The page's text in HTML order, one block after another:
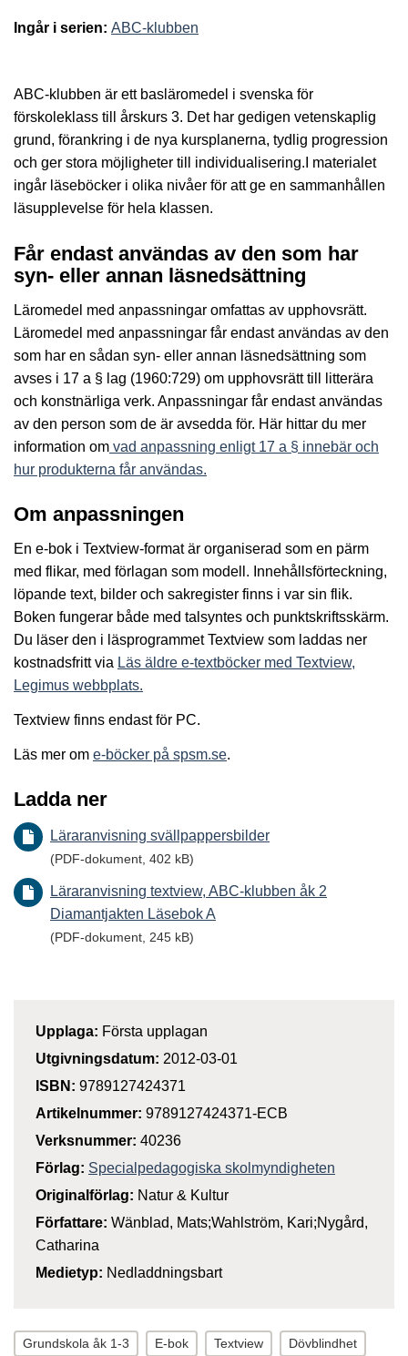
Ingår i serien: ABC-klubben
ABC-klubben är ett basläromedel i svenska för
förskoleklass till årskurs 3. Det har gedigen vetenskaplig
grund, förankring i de nya kursplanerna, tydlig progression
och ger stora möjligheter till individualisering.I materialet
ingår läseböcker i olika nivåer för att ge en sammanhållen
läsupplevelse för hela klassen.
Får endast användas av den som har
syn- eller annan läsnedsättning
Läromedel med anpassningar omfattas av upphovsrätt.
Läromedel med anpassningar får endast användas av den
som har en sådan syn- eller annan läsnedsättning som
avses i 17 a § lag (1960:729) om upphovsrätt till litterära
och konstnärliga verk. Anpassningar får endast användas
av den person som de är avsedda för. Här hittar du mer
information om vad anpassning enligt 17 a § innebär och
hur produkterna får användas.
Om anpassningen
En e-bok i Textview-format är organiserad som en pärm
med flikar, med förlagan som modell. Innehållsförteckning,
löpande text, bilder och sakregister finns i var sin flik.
Boken fungerar både med talsyntes och punktskriftsskärm.
Du läser den i läsprogrammet Textview som laddas ner
kostnadsfritt via Läs äldre e-textböcker med Textview,
Legimus webbplats.
Textview finns endast för PC.
Läs mer om e-böcker på spsm.se.
Ladda ner
Läraranvisning svällpappersbilder
(PDF-dokument, 402 kB)
Läraranvisning textview, ABC-klubben åk 2
Diamantjakten Läsebok A
(PDF-dokument, 245 kB)
Upplaga: Första upplagan
Utgivningsdatum: 2012-03-01
ISBN: 9789127424371
Artikelnummer: 9789127424371-ECB
Verksnummer: 40236
Förlag: Specialpedagogiska skolmyndigheten
Originalförlag: Natur & Kultur
Författare: Wänblad, Mats;Wahlström, Kari;Nygård,
Catharina
Medietyp: Nedladdningsbart
Grundskola åk 1-3 E-bok Textview Dövblindhet